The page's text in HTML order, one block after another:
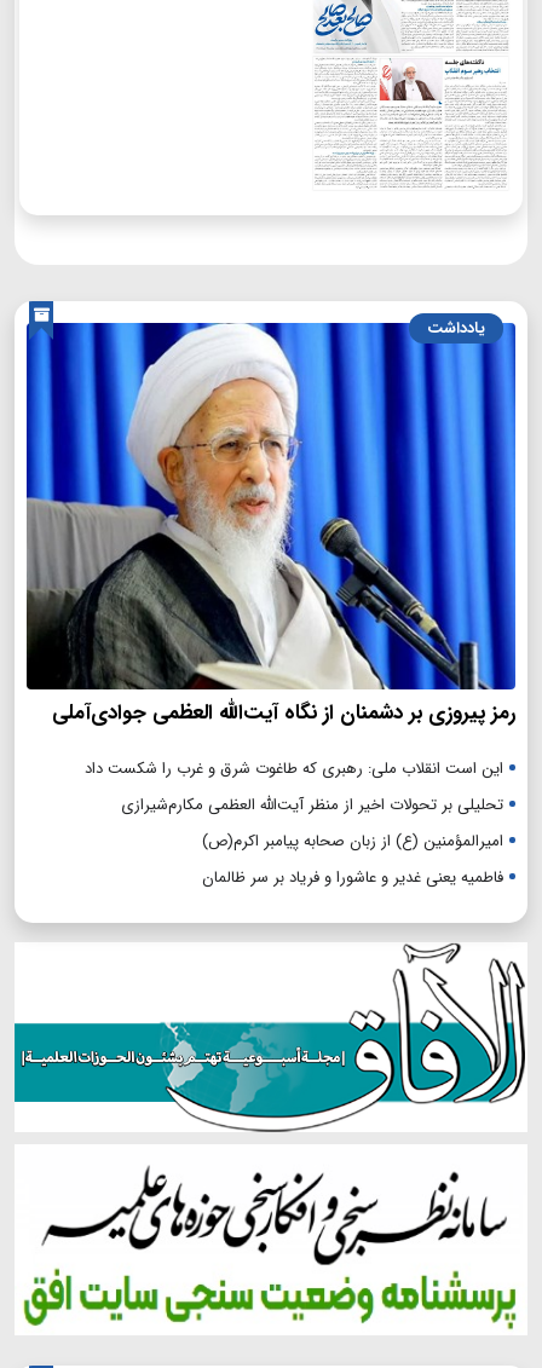
یادداشت
رمز پیروزی بر دشمنان از نگاه آیت‌الله العظمی جوادی‌آملی
این است انقلاب ملی: رهبری که طاغوت شرق و غرب را شکست داد
تحلیلی بر تحولات اخیر از منظر آیت‌الله العظمی مکارم‌شیرازی
امیرالمؤمنین (ع) از زبان صحابه پیامبر اکرم(ص)
فاطمیه یعنی غدیر و عاشورا و فریاد بر سر ظالمان